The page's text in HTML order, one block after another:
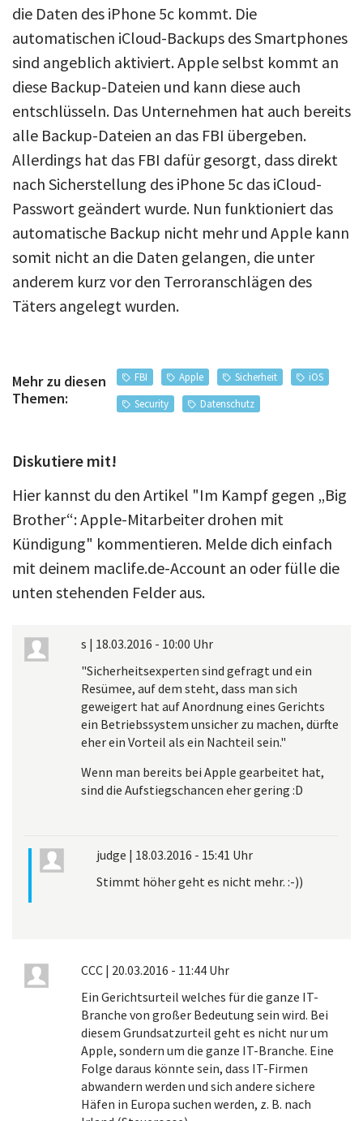
die Daten des iPhone 5c kommt. Die
automatischen iCloud-Backups des Smartphones
sind angeblich aktiviert. Apple selbst kommt an
diese Backup-Dateien und kann diese auch
entschlüsseln. Das Unternehmen hat auch bereits
alle Backup-Dateien an das FBI übergeben.
Allerdings hat das FBI dafür gesorgt, dass direkt
nach Sicherstellung des iPhone 5c das iCloud-
Passwort geändert wurde. Nun funktioniert das
automatische Backup nicht mehr und Apple kann
somit nicht an die Daten gelangen, die unter
anderem kurz vor den Terroranschlägen des
Täters angelegt wurden.
Mehr zu diesen
Themen:
FBI Apple Sicherheit
iOS
Security
Datenschutz
Diskutiere mit!
Hier kannst du den Artikel "Im Kampf gegen „Big
Brother“: Apple-Mitarbeiter drohen mit
Kündigung" kommentieren. Melde dich einfach
mit deinem maclife.de-Account an oder fülle die
unten stehenden Felder aus.
s | 18.03.2016 - 10:00 Uhr
"Sicherheitsexperten sind gefragt und ein
Resümee, auf dem steht, dass man sich
geweigert hat auf Anordnung eines Gerichts
ein Betriebssystem unsicher zu machen, dürfte
eher ein Vorteil als ein Nachteil sein."
Wenn man bereits bei Apple gearbeitet hat,
sind die Aufstiegschancen eher gering :D
judge | 18.03.2016 - 15:41 Uhr
Stimmt höher geht es nicht mehr. :-))
CCC | 20.03.2016 - 11:44 Uhr
Ein Gerichtsurteil welches für die ganze IT-
Branche von großer Bedeutung sein wird. Bei
diesem Grundsatzurteil geht es nicht nur um
Apple, sondern um die ganze IT-Branche. Eine
Folge daraus könnte sein, dass IT-Firmen
abwandern werden und sich andere sichere
Häfen in Europa suchen werden, z. B. nach